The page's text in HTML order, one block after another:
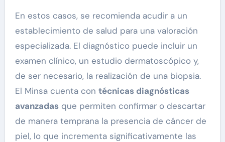
En estos casos, se recomienda acudir a un
establecimiento de salud para una valoración
especializada. El diagnóstico puede incluir un
examen clínico, un estudio dermatoscópico y,
de ser necesario, la realización de una biopsia.
El Minsa cuenta con técnicas diagnósticas
avanzadasque permiten confirmar o descartar
de manera temprana la presencia de cáncer de
piel, lo que incrementa significativamente las